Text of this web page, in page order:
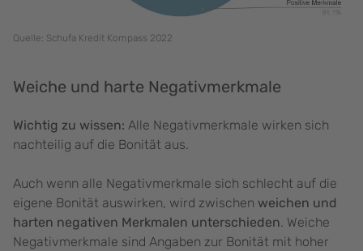
Quelle: Schufa Kredit Kompass 2022
Weiche und harte Negativmerkmale
Wichtig zu wissen: Alle Negativmerkmale wirken sich
nachteilig auf die Bonität aus.
Auch wenn alle Negativmerkmale sich schlecht auf die
eigene Bonität auswirken, wird zwischen weichen und
harten negativen Merkmalen unterschieden. Weiche
Negativmerkmale sind Angaben zur Bonität mit hoher